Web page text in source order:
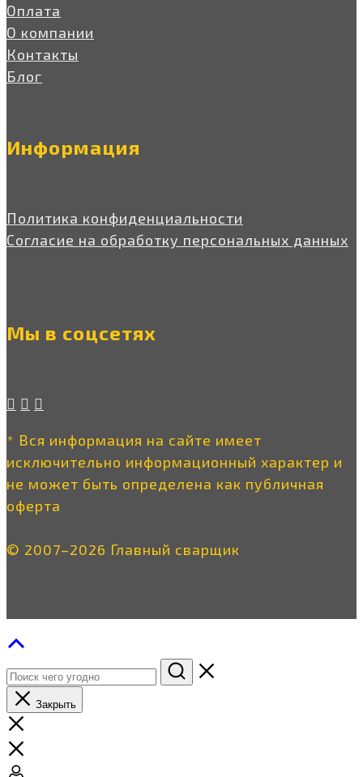
Оплата
О компании
Контакты
Блог
Информация
Политика конфиденциальности
Согласие на обработку персональных данных
Мы в соцсетях
* Вся информация на сайте имеет
исключительно информационный характер и
не может быть определена как публичная
оферта
© 2007–2026 Главный сварщик
Закрыть